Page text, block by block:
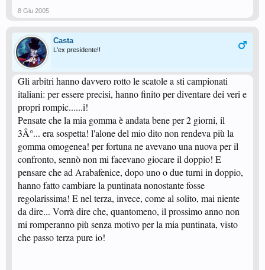
8 Giu 2005
Casta
L'ex presidente!!
Gli arbitri hanno davvero rotto le scatole a sti campionati
italiani: per essere precisi, hanno finito per diventare dei veri e
propri rompic......i!
Pensate che la mia gomma è andata bene per 2 giorni, il
3Â°... era sospetta! l'alone del mio dito non rendeva più la
gomma omogenea! per fortuna ne avevano una nuova per il
confronto, sennò non mi facevano giocare il doppio! E
pensare che ad Arabafenice, dopo uno o due turni in doppio,
hanno fatto cambiare la puntinata nonostante fosse
regolarissima! E nel terza, invece, come al solito, mai niente
da dire... Vorrà dire che, quantomeno, il prossimo anno non
mi romperanno più senza motivo per la mia puntinata, visto
che passo terza pure io!